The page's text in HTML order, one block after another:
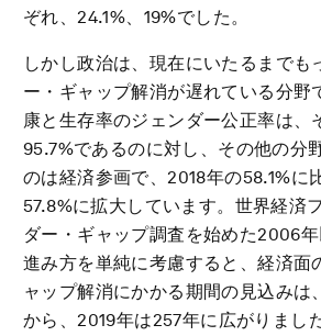
ぞれ、24.1%、19%でした。
しかし政治は、現在にいたるまでも
ー・ギャップ解消が遅れている分野
康と生存率のジェンダー公正率は、
95.7%であるのに対し、その他の分
のは経済参画で、2018年の58.1%に
57.8%に拡大しています。世界経済
ダー・ギャップ調査を始めた2006
進み方を単純に考慮すると、経済面
ャップ解消にかかる期間の見込みは
から、2019年は257年に広がりました